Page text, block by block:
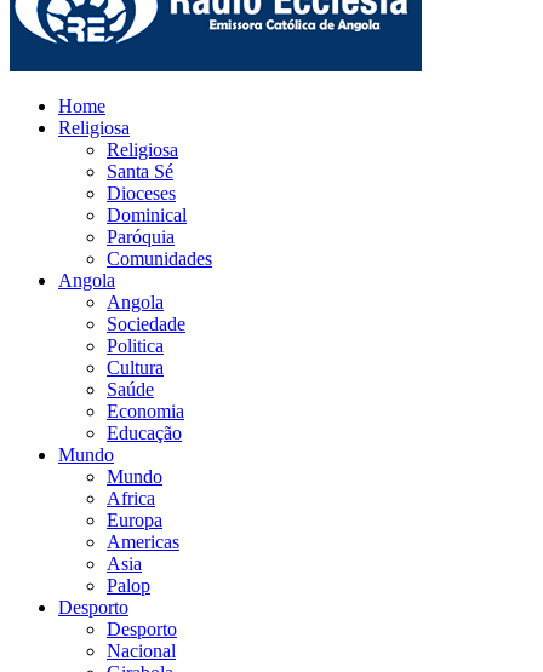
Home
Religiosa
Religiosa
Santa Sé
Dioceses
Dominical
Paróquia
Comunidades
Angola
Angola
Sociedade
Politica
Cultura
Saúde
Economia
Educação
Mundo
Mundo
Africa
Europa
Americas
Asia
Palop
Desporto
Desporto
Nacional